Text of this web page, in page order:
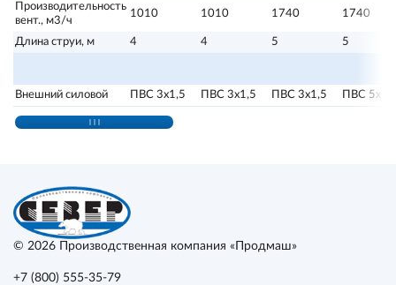
Производительность
вент., м3/ч
1010 1010 1740 1740
Длина струи, м 4 4 5 5
Внешний силовой ПВС 3х1,5 ПВС 3х1,5 ПВС 3х1,5 ПВС
© 2026 Производственная компания «Продмаш»
+7 (800) 555-35-79